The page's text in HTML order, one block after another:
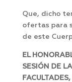
Que, dicho
ofertas para
de este
EL
SESIÓN DE